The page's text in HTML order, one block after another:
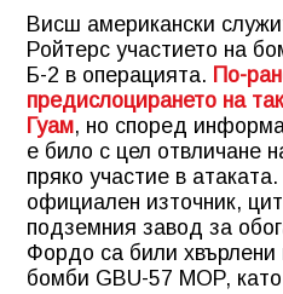
Висш американски
Ройтерс участието на
Б-2 в операцията. По-
предислоцирането на
Гуам, но според
е било с цел отвличане
пряко участие в
официален източник,
подземния завод за
Фордо са били хвърлени
бомби GBU-57 MOP,